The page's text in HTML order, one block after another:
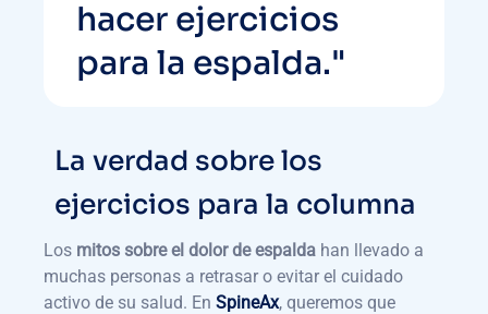
hacer ejercicios
para la espalda."
La verdad sobre los
ejercicios para la columna
Los mitos sobre el dolor de espalda han llevado a
muchas personas a retrasar o evitar el cuidado
activo de su salud. En SpineAx, queremos que